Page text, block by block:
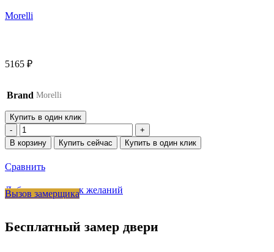
Morelli
5165 ₽
Brand Morelli
Купить в один клик
Количество
товара
Ручка
THE
BIA
круглом
В корзину Купить сейчас Купить в один клик
Сравнить
Добавить в список желаний
Вызов замерщика
Бесплатный замер двери